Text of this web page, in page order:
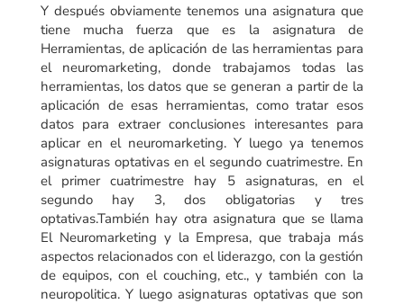
Y después obviamente tenemos una asignatura que
tiene mucha fuerza que es la asignatura de
Herramientas, de aplicación de las herramientas para
el neuromarketing, donde trabajamos todas las
herramientas, los datos que se generan a partir de la
aplicación de esas herramientas, como tratar esos
datos para extraer conclusiones interesantes para
aplicar en el neuromarketing. Y luego ya tenemos
asignaturas optativas en el segundo cuatrimestre. En
el primer cuatrimestre hay 5 asignaturas, en el
segundo hay 3, dos obligatorias y tres
optativas.También hay otra asignatura que se llama
El Neuromarketing y la Empresa, que trabaja más
aspectos relacionados con el liderazgo, con la gestión
de equipos, con el couching, etc., y también con la
neuropolitica. Y luego asignaturas optativas que son